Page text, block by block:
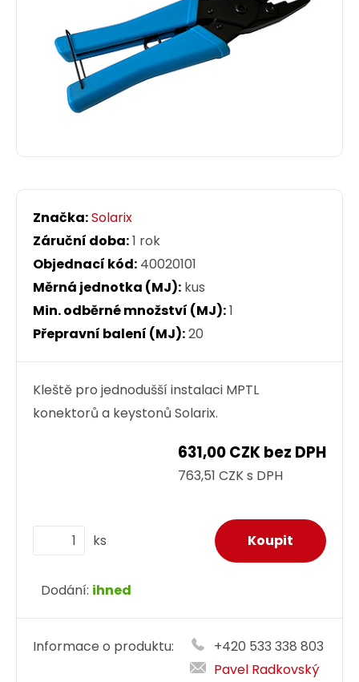
Značka:Solarix
Záruční doba:1 rok
Objednací kód: 40020101
Měrná jednotka (MJ): kus
Min. odběrné množství (MJ):1
Přepravní balení (MJ):20
Kleště pro jednodušší instalaci MPTL
konektorů a keystonů Solarix.
631,00 CZK bez DPH
763,51 CZK s DPH
ks
Dodání: ihned
Informace o produktu:
+420 533 338 803
Pavel Radkovský